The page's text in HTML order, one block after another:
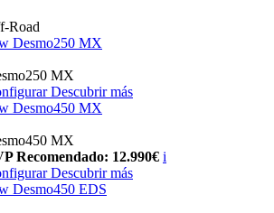
Road
Desmo250 MX
MX
Descubrir más
Desmo450 MX
MX
Recomendado: 12.990€ i
Descubrir más
Desmo450 EDS